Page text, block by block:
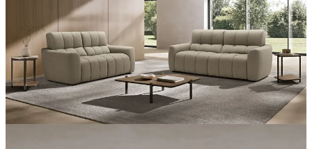
contribuant à maintenir sa forme inchangée.